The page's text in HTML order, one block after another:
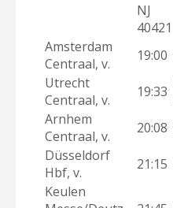
NJ
40421
Amsterdam
Centraal, v.
19:00
Utrecht
Centraal, v.
19:33
Arnhem
Centraal, v.
20:08
Düsseldorf
Hbf, v.
21:15
Keulen